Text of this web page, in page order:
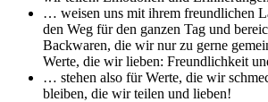
… weisen uns mit ihrem freundlichen
den Weg für den ganzen Tag und
Backwaren, die wir nur zu gerne
Werte, die wir lieben: Freundlichkeit
… stehen also für Werte, die wir
bleiben, die wir teilen und lieben!